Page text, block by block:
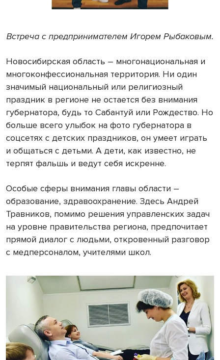
Встреча с предпринимателем Игорем Рыбаковым.
Новосибирская область – многонациональная и
многоконфессиональная территория. Ни один
значимый национальный или религиозный
праздник в регионе не остается без внимания
губернатора, будь то Сабантуй или Рождество. Но
больше всего улыбок на фото губернатора в
соцсетях с детских праздников, он умеет играть
и общаться с детьми. А дети, как известно, не
терпят фальшь и ведут себя искренне.
Особые сферы внимания главы области –
образование, здравоохранение. Здесь Андрей
Травников, помимо решения управленских задач
на уровне правительства региона, предпочитает
прямой диалог с людьми, откровенный разговор
с медперсоналом, учителями школ.